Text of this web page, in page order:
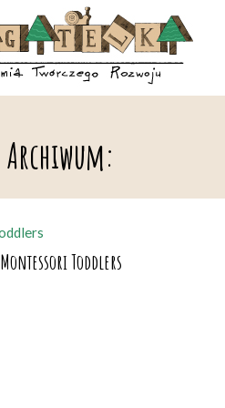
Archiwum:
Montessori Toddlers